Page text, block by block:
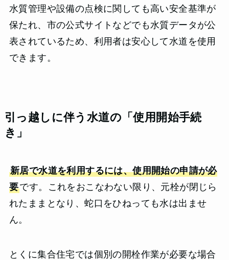
水質管理や設備の点検に関しても高い安全基準が
保たれ、市の公式サイトなどでも水質データが公
表されているため、利用者は安心して水道を使用
できます。
引っ越しに伴う水道の「使用開始手続
き」
新居で水道を利用するには、使用開始の申請が必
要です。これをおこなわない限り、元栓が閉じら
れたままとなり、蛇口をひねっても水は出ませ
ん。
とくに集合住宅では個別の開栓作業が必要な場合